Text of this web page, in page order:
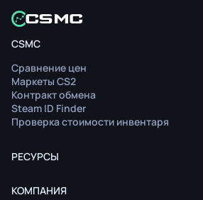
CSMC
Сравнение цен
Маркеты CS2
Контракт обмена
Steam ID Finder
Проверка стоимости инвентаря
РЕСУРСЫ
КОМПАНИЯ